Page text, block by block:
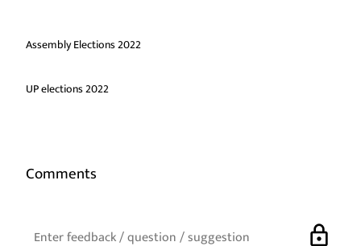
Assembly Elections 2022
UP elections 2022
Comments
lock